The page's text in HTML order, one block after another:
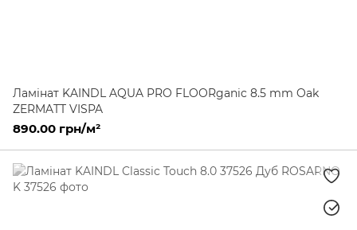
Ламінат KAINDL AQUA PRO FLOORganic 8.5 mm Oak
ZERMATT VISPA
890.00 грн/м²